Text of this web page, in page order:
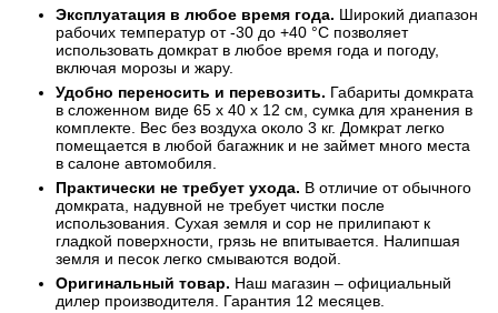
Эксплуатация в любое время года. Широкий диапазон
рабочих температур от -30 до +40 °C позволяет
использовать домкрат в любое время года и погоду,
включая морозы и жару.
Удобно переносить и перевозить. Габариты домкрата
в сложенном виде 65 х 40 х 12 см, сумка для хранения в
комплекте. Вес без воздуха около 3 кг. Домкрат легко
помещается в любой багажник и не займет много места
в салоне автомобиля.
Практически не требует ухода. В отличие от обычного
домкрата, надувной не требует чистки после
использования. Сухая земля и сор не прилипают к
гладкой поверхности, грязь не впитывается. Налипшая
земля и песок легко смываются водой.
Оригинальный товар. Наш магазин – официальный
дилер производителя. Гарантия 12 месяцев.